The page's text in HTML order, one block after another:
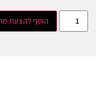
הוסף להצעת